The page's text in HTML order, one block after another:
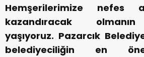
Hemşerilerimize nefes
kazandıracak
yaşıyoruz. Pazarcık
belediyeciliğin en